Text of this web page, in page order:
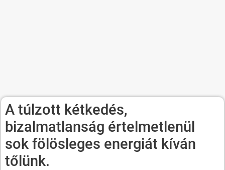
A túlzott kétkedés,
bizalmatlanság értelmetlenül
sok fölösleges energiát kíván
tőlünk.